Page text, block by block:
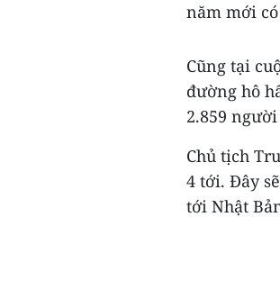
năm mới
Cũng tại
đường hô
2.859
Chủ tịch
4 tới. Đây
tới Nhật